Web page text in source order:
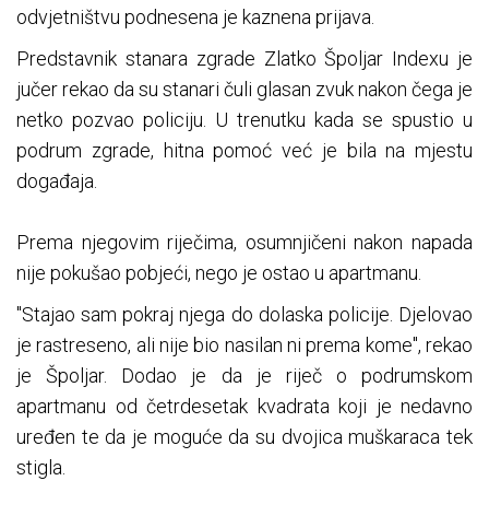
odvjetništvu podnesena je kaznena prijava.
Predstavnik stanara zgrade Zlatko Špoljar Indexu je
jučer rekao da su stanari čuli glasan zvuk nakon čega je
netko pozvao policiju. U trenutku kada se spustio u
podrum zgrade, hitna pomoć već je bila na mjestu
događaja.
Prema njegovim riječima, osumnjičeni nakon napada
nije pokušao pobjeći, nego je ostao u apartmanu.
"Stajao sam pokraj njega do dolaska policije. Djelovao
je rastreseno, ali nije bio nasilan ni prema kome", rekao
je Špoljar. Dodao je da je riječ o podrumskom
apartmanu od četrdesetak kvadrata koji je nedavno
uređen te da je moguće da su dvojica muškaraca tek
stigla.